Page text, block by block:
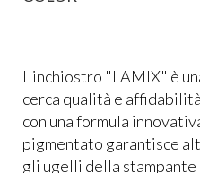
L'inchiostro "LAMIX" è
cerca qualità e
con una formula
pigmentato garantisce
gli ugelli della